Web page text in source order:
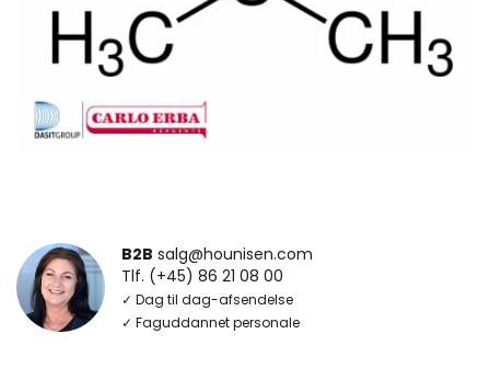
B2B salg@hounisen.com
Tlf. (+45) 86 21 08 00
✓ Dag til dag-afsendelse
✓ Faguddannet personale